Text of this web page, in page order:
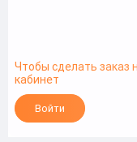
Чтобы сделать заказ
кабинет
Войти